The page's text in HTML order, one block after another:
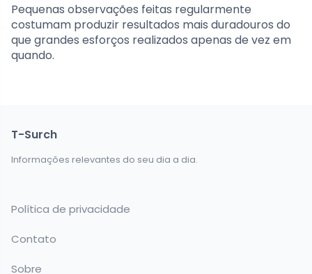
Pequenas observações feitas regularmente
costumam produzir resultados mais duradouros do
que grandes esforços realizados apenas de vez em
quando.
T-Surch
Informações relevantes do seu dia a dia.
Política de privacidade
Contato
Sobre